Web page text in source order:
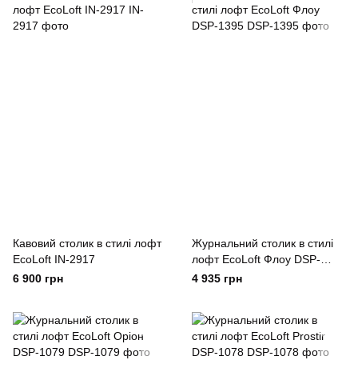
Кавовий столик в стилі лофт
EcoLoft IN-2917
6 900 грн
Журнальний столик в стилі
лофт EcoLoft Флоу DSP-
1395
4 935 грн